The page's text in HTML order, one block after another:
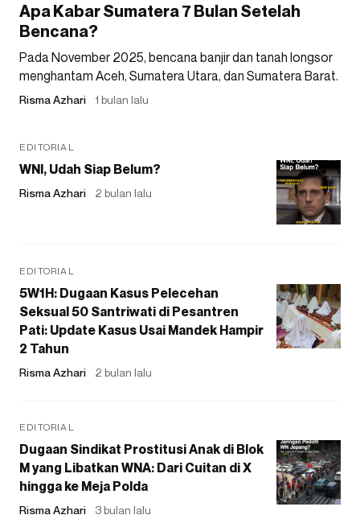
Apa Kabar Sumatera 7 Bulan Setelah
Bencana?
Pada November 2025, bencana banjir dan tanah longsor
menghantam Aceh, Sumatera Utara, dan Sumatera Barat.
Risma Azhari 1 bulan lalu
EDITORIAL
WNI, Udah Siap Belum?
Risma Azhari 2 bulan lalu
EDITORIAL
5W1H: Dugaan Kasus Pelecehan
Seksual 50 Santriwati di Pesantren
Pati: Update Kasus Usai Mandek Hampir
2 Tahun
Risma Azhari 2 bulan lalu
EDITORIAL
Dugaan Sindikat Prostitusi Anak di Blok
M yang Libatkan WNA: Dari Cuitan di X
hingga ke Meja Polda
Risma Azhari 3 bulan lalu